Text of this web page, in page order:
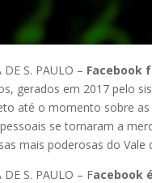
DE S. PAULO – Facebook
gerados em 2017 pelo
até o momento sobre
se tornaram a
mais poderosas do Vale
DE S. PAULO – Facebook